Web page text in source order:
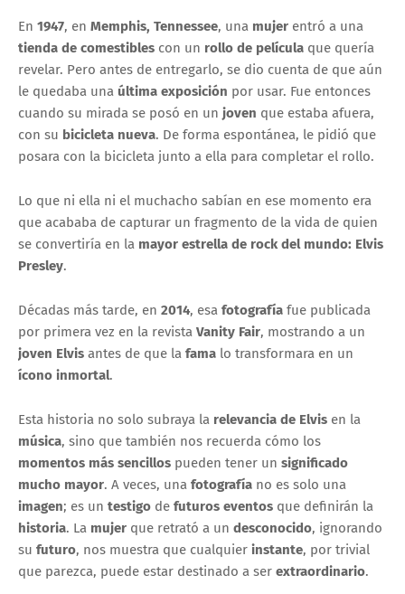
En 1947, en Memphis, Tennessee, una mujer entró a una
tienda de comestibles con un rollo de película que quería
revelar. Pero antes de entregarlo, se dio cuenta de que aún
le quedaba una última exposición por usar. Fue entonces
cuando su mirada se posó en un joven que estaba afuera,
con su bicicleta nueva. De forma espontánea, le pidió que
posara con la bicicleta junto a ella para completar el rollo.
Lo que ni ella ni el muchacho sabían en ese momento era
que acababa de capturar un fragmento de la vida de quien
se convertiría en la mayor estrella de rock del mundo: Elvis
Presley.
Décadas más tarde, en 2014, esa fotografía fue publicada
por primera vez en la revista Vanity Fair, mostrando a un
joven Elvis antes de que la fama lo transformara en un
ícono inmortal.
Esta historia no solo subraya la relevancia de Elvis en la
música, sino que también nos recuerda cómo los
momentos más sencillos pueden tener un significado
mucho mayor. A veces, una fotografía no es solo una
imagen; es un testigo de futuros eventos que definirán la
historia. La mujer que retrató a un desconocido, ignorando
su futuro, nos muestra que cualquier instante, por trivial
que parezca, puede estar destinado a ser extraordinario.